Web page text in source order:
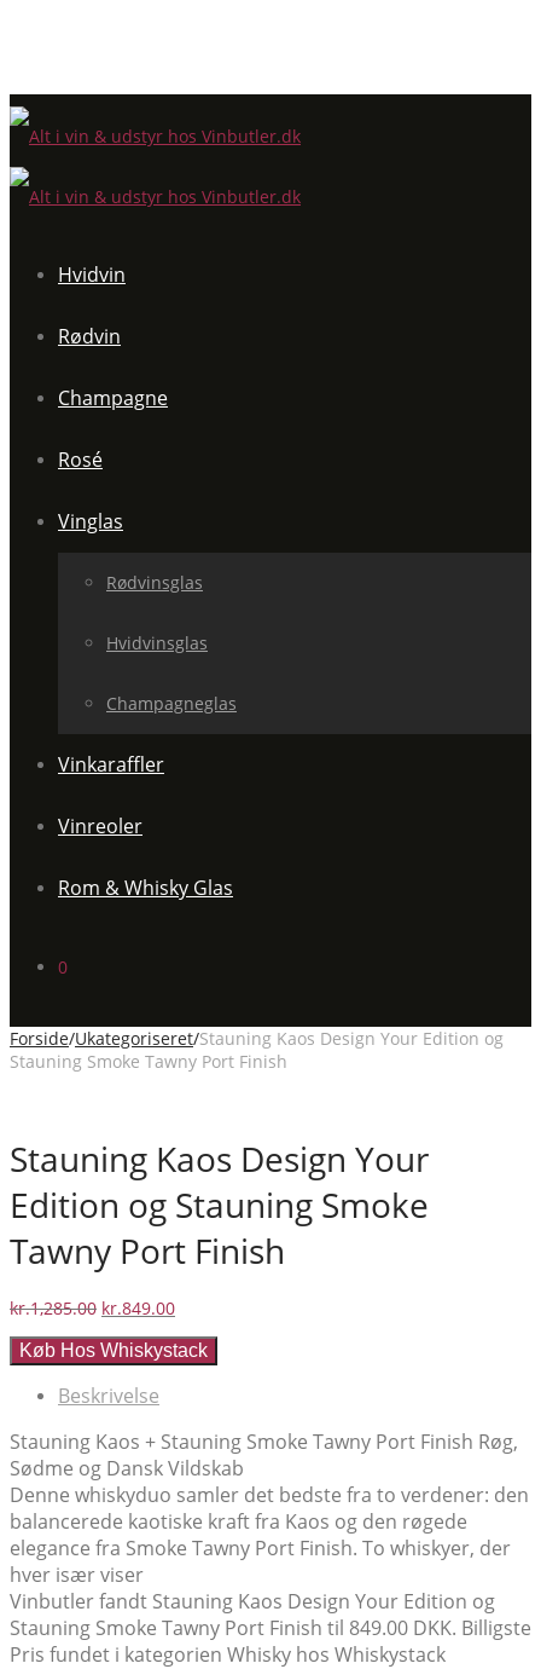
Hvidvin
Rødvin
Champagne
Rosé
Vinglas
Rødvinsglas
Hvidvinsglas
Champagneglas
Vinkaraffler
Vinreoler
Rom & Whisky Glas
0
Forside/Ukategoriseret/Stauning Kaos Design Your Edition og
Stauning Smoke Tawny Port Finish
Stauning Kaos Design Your
Edition og Stauning Smoke
Tawny Port Finish
kr.1,285.00 Den
pris
kr.1,285.00.
kr.849.00Den
pris
Køb Hos Whiskystack
Beskrivelse
Stauning Kaos + Stauning Smoke Tawny Port Finish Røg,
Sødme og Dansk Vildskab
Denne whiskyduo samler det bedste fra to verdener: den
balancerede kaotiske kraft fra Kaos og den røgede
elegance fra Smoke Tawny Port Finish. To whiskyer, der
hver især viser
Vinbutler fandt Stauning Kaos Design Your Edition og
Stauning Smoke Tawny Port Finish til 849.00 DKK. Billigste
Pris fundet i kategorien Whisky hos Whiskystack